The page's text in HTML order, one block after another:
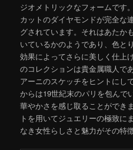
ジオメトリックなフォームです
カットのダイヤモンドが完全な
グされています。それはあたか
いているかのようであり、色と
効果によってさらに美しく仕上
のコレクションは貴金属職人で
アーニのスケッチをヒントにし
からは19世紀末のパリを包んで
華やかさを感じ取ることができ
トを用いてジュエリーの極致に
なき女性らしさと魅力がその特徴